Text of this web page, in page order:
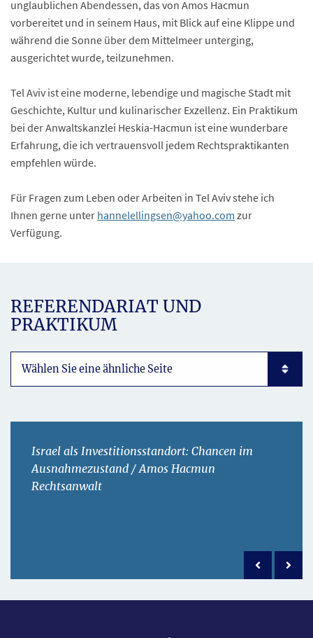
unglaublichen Abendessen, das von Amos Hacmun
vorbereitet und in seinem Haus, mit Blick auf eine Klippe und
während die Sonne über dem Mittelmeer unterging,
ausgerichtet wurde, teilzunehmen.
Tel Aviv ist eine moderne, lebendige und magische Stadt mit
Geschichte, Kultur und kulinarischer Exzellenz. Ein Praktikum
bei der Anwaltskanzlei Heskia-Hacmun ist eine wunderbare
Erfahrung, die ich vertrauensvoll jedem Rechtspraktikanten
empfehlen würde.
Für Fragen zum Leben oder Arbeiten in Tel Aviv stehe ich
Ihnen gerne unter hannelellingsen@yahoo.com zur
Verfügung.
REFERENDARIAT UND
PRAKTIKUM
Israel als Investitionsstandort: Chancen im
Ausnahmezustand / Amos Hacmun
Rechtsanwalt
Previous
Next